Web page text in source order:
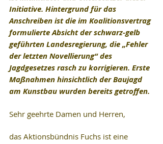
Initiative. Hintergrund für das
Anschreiben ist die im Koalitionsvertrag
formulierte Absicht der schwarz-gelb
geführten Landesregierung, die „Fehler
der letzten Novellierung“ des
Jagdgesetzes rasch zu korrigieren. Erste
Maßnahmen hinsichtlich der Baujagd
am Kunstbau wurden bereits getroffen.
Sehr geehrte Damen und Herren,
das Aktionsbündnis Fuchs ist eine